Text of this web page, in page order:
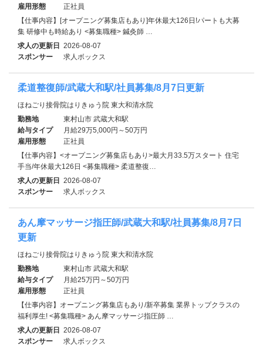
雇用形態
正社員
【仕事内容】[オープニング募集店もあり]年休最大126日!パートも大募
集 研修中も時給あり <募集職種> 鍼灸師 …
求人の更新日 2026-08-07
スポンサー
求人ボックス
柔道整復師/武蔵大和駅/社員募集/8月7日更新
ほねごり接骨院はりきゅう院 東大和清水院
勤務地
東村山市 武蔵大和駅
給与タイプ
月給29万5,000円～50万円
雇用形態
正社員
【仕事内容】<オープニング募集店もあり>最大月33.5万スタート 住宅
手当/年休最大126日 <募集職種> 柔道整復…
求人の更新日 2026-08-07
スポンサー
求人ボックス
あん摩マッサージ指圧師/武蔵大和駅/社員募集/8月7日
更新
ほねごり接骨院はりきゅう院 東大和清水院
勤務地
東村山市 武蔵大和駅
給与タイプ
月給25万円～50万円
雇用形態
正社員
【仕事内容】オープニング募集店もあり/新卒募集 業界トップクラスの
福利厚生! <募集職種> あん摩マッサージ指圧師 …
求人の更新日 2026-08-07
スポンサー
求人ボックス